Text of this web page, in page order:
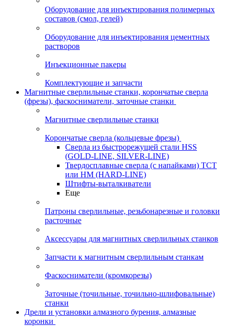
Оборудование для инъектирования полимерных
составов (смол, гелей)
Оборудование для инъектирования цементных
растворов
Инъекционные пакеры
Комплектующие и запчасти
Магнитные сверлильные станки, корончатые сверла
(фрезы), фаскосниматели, заточные станки
Магнитные сверлильные станки
Корончатые сверла (кольцевые фрезы)
Сверла из быстрорежущей стали HSS
(GOLD-LINE, SILVER-LINE)
Твердосплавные сверла (с напайками) ТСТ
или HM (HARD-LINE)
Штифты-выталкиватели
Еще
Патроны сверлильные, резьбонарезные и головки
расточные
Аксессуары для магнитных сверлильных станков
Запчасти к магнитным сверлильным станкам
Фаскосниматели (кромкорезы)
Заточные (точильные, точильно-шлифовальные)
станки
Дрели и установки алмазного бурения, алмазные
коронки